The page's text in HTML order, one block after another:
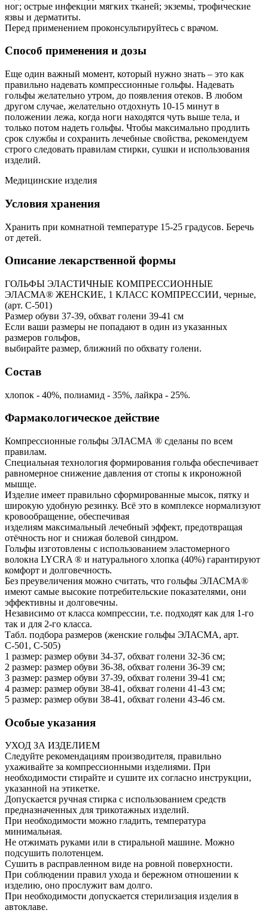
ног; острые инфекции мягких тканей; экземы, трофические
язвы и дерматиты.
Перед применением проконсультируйтесь с врачом.
Способ применения и дозы
Еще один важный момент, который нужно знать – это как
правильно надевать компрессионные гольфы. Надевать
гольфы желательно утром, до появления отеков. В любом
другом случае, желательно отдохнуть 10-15 минут в
положении лежа, когда ноги находятся чуть выше тела, и
только потом надеть гольфы. Чтобы максимально продлить
срок службы и сохранить лечебные свойства, рекомендуем
строго следовать правилам стирки, сушки и использования
изделий.
Медицинские изделия
Условия хранения
Хранить при комнатной температуре 15-25 градусов. Беречь
от детей.
Описание лекарственной формы
ГОЛЬФЫ ЭЛАСТИЧНЫЕ КОМПРЕССИОННЫЕ
ЭЛАСМА® ЖЕНСКИЕ, 1 КЛАСС КОМПРЕССИИ, черные,
(арт. С-501)
Размер обуви 37-39, обхват голени 39-41 см
Если ваши размеры не попадают в один из указанных
размеров гольфов,
выбирайте размер, ближний по обхвату голени.
Состав
хлопок - 40%, полиамид - 35%, лайкра - 25%.
Фармакологическое действие
Компрессионные гольфы ЭЛАСМА ® сделаны по всем
правилам.
Специальная технология формирования гольфа обеспечивает
равномерное снижение давления от стопы к икроножной
мышце.
Изделие имеет правильно сформированные мысок, пятку и
широкую удобную резинку. Всё это в комплексе нормализуют
кровообращение, обеспечивая
изделиям максимальный лечебный эффект, предотвращая
отёчность ног и снижая болевой синдром.
Гольфы изготовлены с использованием эластомерного
волокна LYCRA ® и натурального хлопка (40%) гарантируют
комфорт и долговечность.
Без преувеличения можно считать, что гольфы ЭЛАСМА®
имеют самые высокие потребительские показателями, они
эффективны и долговечны.
Независимо от класса компрессии, т.е. подходят как для 1-го
так и для 2-го класса.
Табл. подбора размеров (женские гольфы ЭЛАСМА, арт.
С-501, С-505)
1 размер: размер обуви 34-37, обхват голени 32-36 см;
2 размер: размер обуви 36-38, обхват голени 36-39 см;
3 размер: размер обуви 37-39, обхват голени 39-41 см;
4 размер: размер обуви 38-41, обхват голени 41-43 см;
5 размер: размер обуви 38-41, обхват голени 43-46 см.
Особые указания
УХОД ЗА ИЗДЕЛИЕМ
Следуйте рекомендациям производителя, правильно
ухаживайте за компрессионными изделиями. При
необходимости стирайте и сушите их согласно инструкции,
указанной на этикетке.
Допускается ручная стирка с использованием средств
предназначенных для трикотажных изделий.
При необходимости можно гладить, температура
минимальная.
Не отжимать руками или в стиральной машине. Можно
подсушить полотенцем.
Сушить в расправленном виде на ровной поверхности.
При соблюдении правил ухода и бережном отношении к
изделию, оно прослужит вам долго.
При необходимости допускается стерилизация изделия в
автоклаве.